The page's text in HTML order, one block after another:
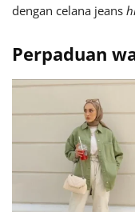
dengan celana jeans
Perpaduan